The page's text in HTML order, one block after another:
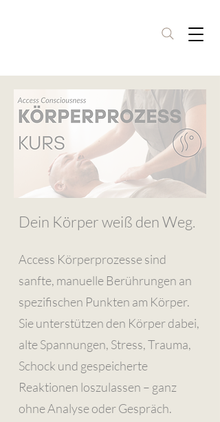
Anmeldung
Dein Körper weiß den Weg.
Access Körperprozesse sind
sanfte, manuelle Berührungen an
spezifischen Punkten am Körper.
Sie unterstützen den Körper dabei,
alte Spannungen, Stress, Trauma,
Schock und gespeicherte
Reaktionen loszulassen – ganz
ohne Analyse oder Gespräch.